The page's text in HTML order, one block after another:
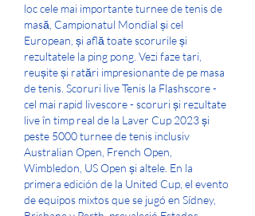
loc cele mai importante turnee de tenis de
masă, Campionatul Mondial și cel
European, și află toate scorurile și
rezultatele la ping pong. Vezi faze tari,
reușite și ratări impresionante de pe masa
de tenis. Scoruri live Tenis la Flashscore -
cel mai rapid livescore - scoruri și rezultate
live în timp real de la Laver Cup 2023 și
peste 5000 turnee de tenis inclusiv
Australian Open, French Open,
Wimbledon, US Open și altele. En la
primera edición de la United Cup, el evento
de equipos mixtos que se jugó en Sídney,